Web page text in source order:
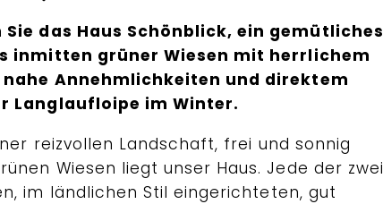
Sie das Haus Schönblick, ein gemütliches
inmitten grüner Wiesen mit herrlichem
Annehmlichkeiten und direktem
Langlaufloipe im Winter.
reizvollen Landschaft, frei und sonnig
Wiesen liegt unser Haus. Jede der zwei
im ländlichen Stil eingerichteten, gut